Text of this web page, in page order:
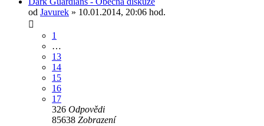
od Javurek » 10.01.2014, 20:06 hod.
1
…
13
14
15
16
17
326 Odpovědi
85638 Zobrazení